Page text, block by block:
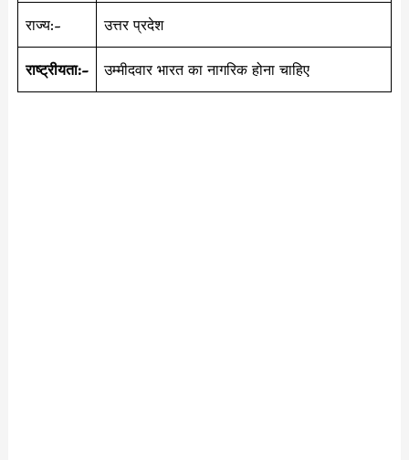
राज्य:- उत्तर प्रदेश
राष्ट्रीयता:- उम्मीदवार भारत का नागरिक होना चाहिए